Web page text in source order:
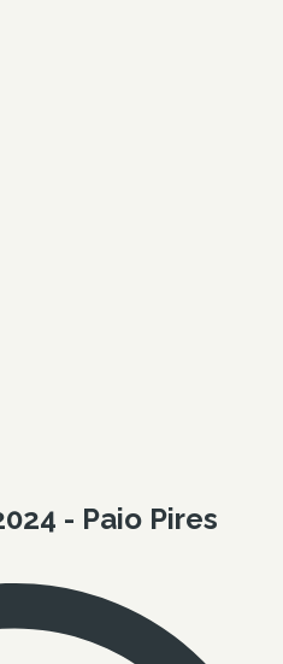
- Paio Pires